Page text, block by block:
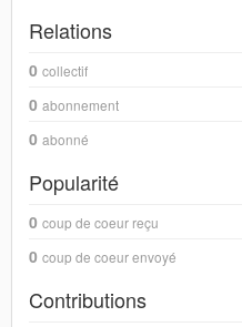
Relations
0 collectif
0 abonnement
0 abonné
Popularité
0 coup de coeur reçu
0 coup de coeur envoyé
Contributions